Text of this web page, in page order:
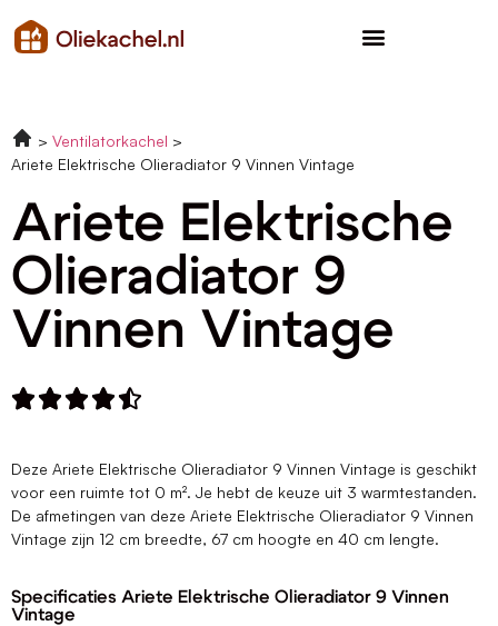
Ventilatorkachel
Ariete Elektrische Olieradiator 9 Vinnen Vintage
Ariete Elektrische
Olieradiator 9
Vinnen Vintage

Deze Ariete Elektrische Olieradiator 9 Vinnen Vintage is geschikt
voor een ruimte tot 0 m². Je hebt de keuze uit 3 warmtestanden.
De afmetingen van deze Ariete Elektrische Olieradiator 9 Vinnen
Vintage zijn 12 cm breedte, 67 cm hoogte en 40 cm lengte.
Specificaties Ariete Elektrische Olieradiator 9 Vinnen
Vintage